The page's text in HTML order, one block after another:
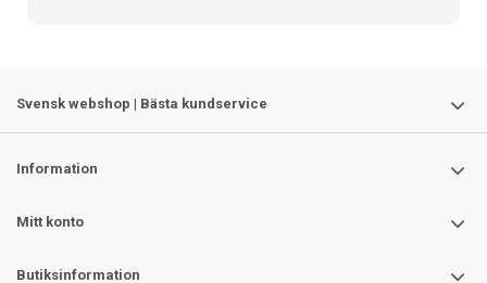
Svensk webshop | Bästa kundservice
Information
Mitt konto
Butiksinformation